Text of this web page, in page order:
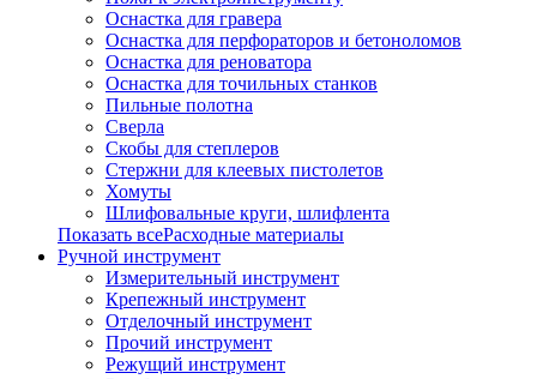
Оснастка для гравера
Оснастка для перфораторов и бетоноломов
Оснастка для реноватора
Оснастка для точильных станков
Пильные полотна
Сверла
Скобы для степлеров
Стержни для клеевых пистолетов
Хомуты
Шлифовальные круги, шлифлента
Показать всеРасходные материалы
Ручной инструмент
Измерительный инструмент
Крепежный инструмент
Отделочный инструмент
Прочий инструмент
Режущий инструмент